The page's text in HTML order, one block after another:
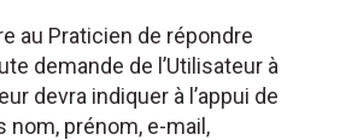
au Praticien de répondre
demande de l’Utilisateur à
devra indiquer à l’appui de
nom, prénom, e-mail,